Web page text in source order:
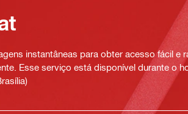
instantâneas para obter acesso fácil e
Esse serviço está disponível durante o